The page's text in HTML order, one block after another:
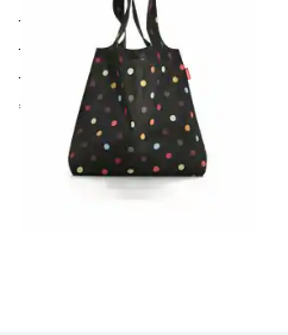
spart Plastiktüten
bequem zu tragen
winzig klein faltbar
€ 6,95
Seite 1 geladen. Zeige